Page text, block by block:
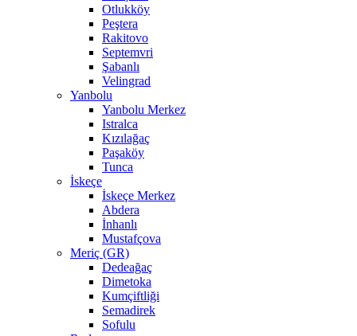
Otlukköy
Peştera
Rakitovo
Septemvri
Şabanlı
Velingrad
Yanbolu
Yanbolu Merkez
Istralca
Kızılağaç
Paşaköy
Tunca
İskeçe
İskeçe Merkez
Abdera
İnhanlı
Mustafçova
Meriç (GR)
Dedeağaç
Dimetoka
Kumçiftliği
Semadirek
Sofulu